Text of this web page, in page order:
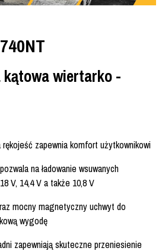
wiertarko -
zapewnia komfort użytkownikowi
na ładowanie wsuwanych
V, 14,4 V a także 10,8 V
mocny magnetyczny uchwyt do
wygodę
zapewniają skuteczne przeniesienie